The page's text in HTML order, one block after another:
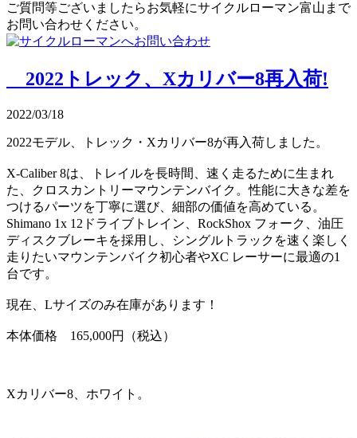
ご質問等ございましたらお気軽にサイクルローマン富山まで
お問い合わせください。
2022トレック、Xカリバー8再入荷!
2022/03/18
2022モデル、トレック・Xカリバー8が再入荷しました。
X-Caliber 8は、トレイルを長時間、速く走るために生まれ
た、クロスカントリーマウンテンバイク。性能に大きな差を
つけるパーツを丁寧に選び、細部の価値を高めている。
Shimano 1x 12ドライブトレイン、RockShox フォーク、油圧
ディスクブレーキを採用し、シングルトラックを速く楽しく
走りたいマウンテンバイク初心者やXC レーサーに最適の1
台です。
現在、Lサイズのみ在庫があります！
本体価格 165,000円（税込）
Xカリバー8、ホワイト。